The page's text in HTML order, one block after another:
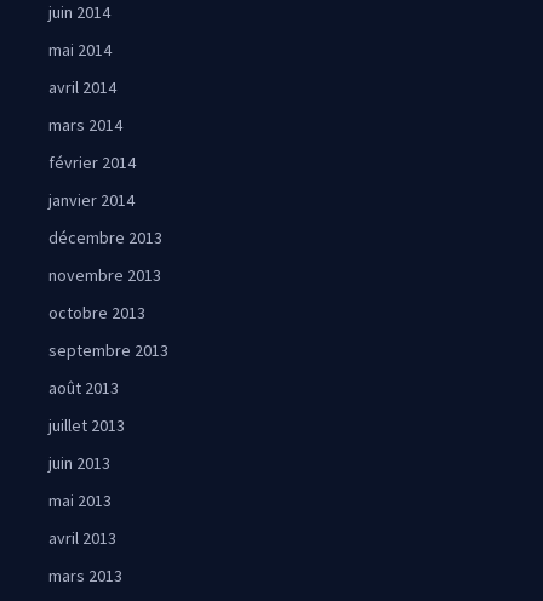
juin 2014
mai 2014
avril 2014
mars 2014
février 2014
janvier 2014
décembre 2013
novembre 2013
octobre 2013
septembre 2013
août 2013
juillet 2013
juin 2013
mai 2013
avril 2013
mars 2013